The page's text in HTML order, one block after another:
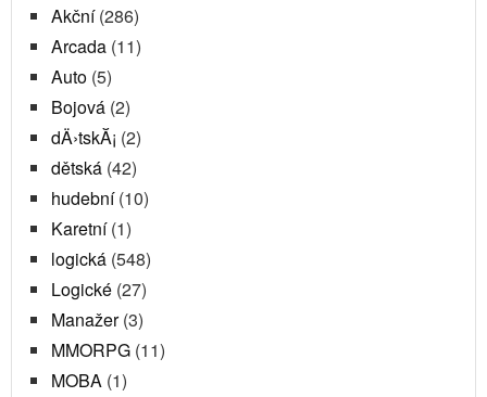
Akční(286)
Arcada (11)
Auto (5)
Bojová (2)
dÄ›tskĂ¡ (2)
dětská (42)
hudební(10)
Karetní(1)
logická (548)
Logické (27)
Manažer(3)
MMORPG (11)
MOBA (1)